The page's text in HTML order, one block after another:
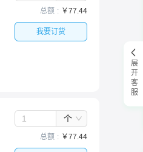
总额 ￥77.44
我要订货
个
总额 ￥77.44
展开客服